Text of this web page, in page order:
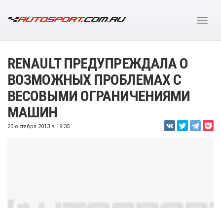
RENAULT ПРЕДУПРЕЖДАЛА О
ВОЗМОЖНЫХ ПРОБЛЕМАХ С
ВЕСОВЫМИ ОГРАНИЧЕНИЯМИ
МАШИН
23 октября 2013 в 19:35